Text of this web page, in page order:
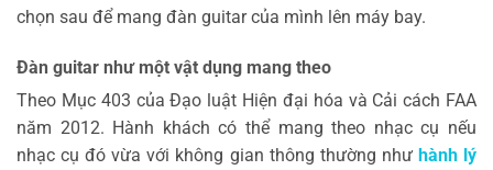
chọn sau để mang đàn guitar của mình lên máy bay.
Đàn guitar như một vật dụng mang theo
Theo Mục 403 của Đạo luật Hiện đại hóa và Cải cách FAA
năm 2012. Hành khách có thể mang theo nhạc cụ nếu
nhạc cụ đó vừa với không gian thông thường như hành lý